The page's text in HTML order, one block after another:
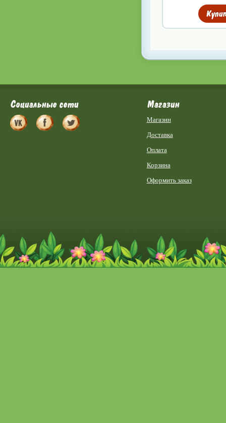
Социальные сети Магазин
Магазин
Доставка
Оплата
Корзина
Оформить заказ